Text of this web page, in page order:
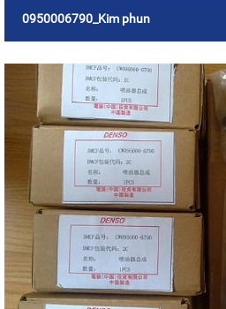
0950006790_Kim phun